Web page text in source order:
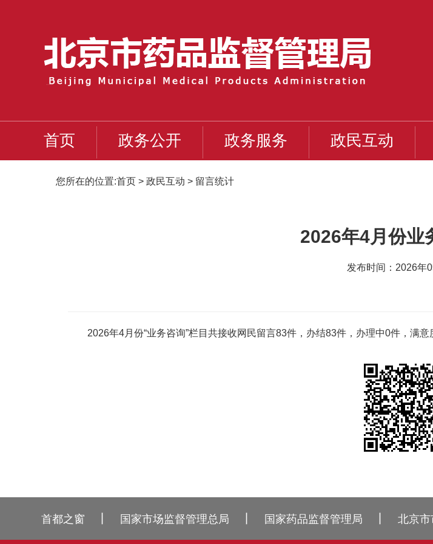
首页 政务公开 政务服务 政民互动
您所在的位置:首页 > 政民互动 > 留言统计
2026年4月份业
发布时间：2026年
2026年4月份“业务咨询”栏目共接收网民留言83件，办结83件，办理中0件，满意
首都之窗 国家市场监督管理总局 国家药品监督管理局 北京